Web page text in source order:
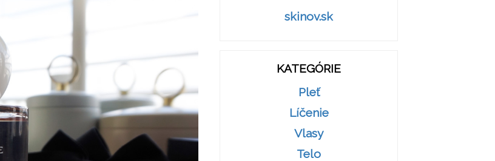
skinov.sk
KATEGÓRIE
Pleť
Líčenie
Vlasy
Telo